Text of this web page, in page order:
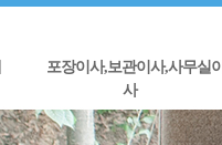
포장이사,보관이사,사무실이
사